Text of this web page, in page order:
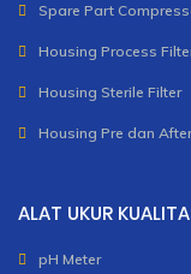
Spare Part
Housing Process
Housing Sterile Filter
Housing Pre dan
ALAT UKUR
pH Meter